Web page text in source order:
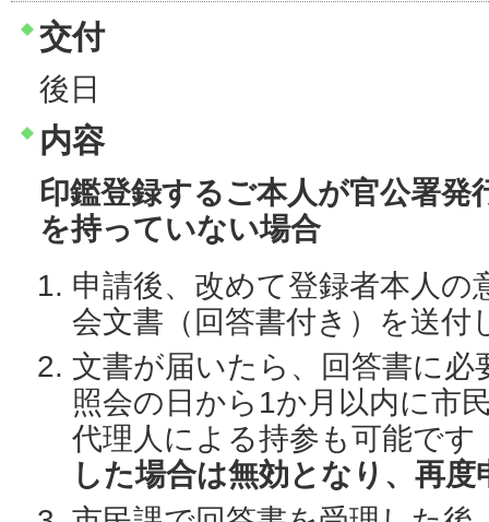
交付
後日
内容
印鑑登録するご本人が官公署発
を持っていない場合
申請後、改めて登録者本人の
会文書（回答書付き）を送付
文書が届いたら、回答書に必
照会の日から1か月以内に市
代理人による持参も可能です
した場合は無効となり、再